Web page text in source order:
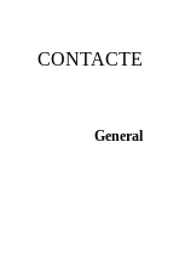
General
CONTACTE